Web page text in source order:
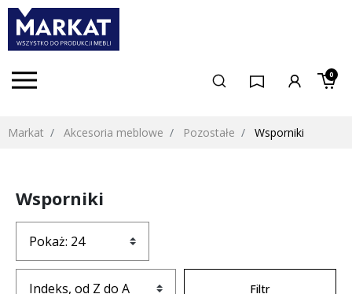
0
Markat Akcesoria meblowe Pozostałe Wsporniki
Wsporniki
Filtr